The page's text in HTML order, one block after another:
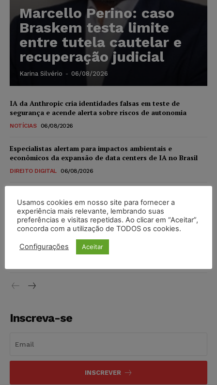
Marcello Perino: caso
Braskem testa limite
entre tutela cautelar e
recuperação judicial
Karina Silvério - 06/08/2026
IA da Anthropic cria identidades falsas em teste de
segurança e acende alerta sobre riscos de autonomia
NOTÍCIAS 06/08/2026
Especialistas alertam para impactos ambientais e
econômicos da expansão de data centers de IA no Brasil
DIREITO DIGITAL 06/08/2026
invioláveis após assinatura digital e lacração
NOTÍCIAS 06/08/2026
STF inicia julgamento sobre constitucionalidade da
proibição dos jogos de azar no Brasil
Inscreva-se
INSCREVER
Usamos cookies em nosso site para fornecer a
experiência mais relevante, lembrando suas
preferências e visitas repetidas. Ao clicar em “Aceitar”,
concorda com a utilização de TODOS os cookies.
Configurações Aceitar